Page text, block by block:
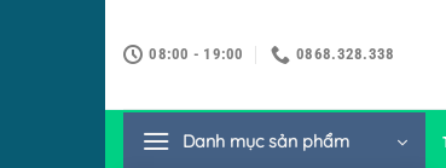
qua
dung
08:00 - 19:00 0868.328.338
Danh mục sản phẩm